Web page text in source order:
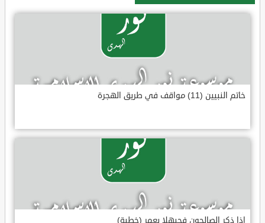
خاتم النبيين (11) مواقف في طريق الهجرة
إذا ذكر الصالحون فحيهلا بعمر (خطبة)